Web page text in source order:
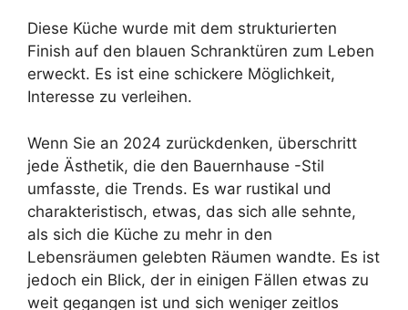
Diese Küche wurde mit dem strukturierten
Finish auf den blauen Schranktüren zum Leben
erweckt. Es ist eine schickere Möglichkeit,
Interesse zu verleihen.
Wenn Sie an 2024 zurückdenken, überschritt
jede Ästhetik, die den Bauernhause -Stil
umfasste, die Trends. Es war rustikal und
charakteristisch, etwas, das sich alle sehnte,
als sich die Küche zu mehr in den
Lebensräumen gelebten Räumen wandte. Es ist
jedoch ein Blick, der in einigen Fällen etwas zu
weit gegangen ist und sich weniger zeitlos